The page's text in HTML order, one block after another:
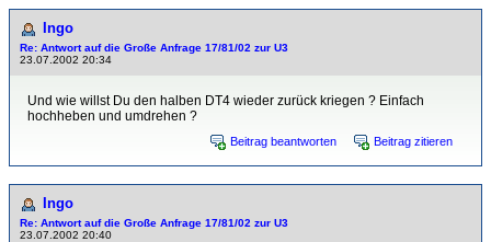
Ingo
Re: Antwort auf die Große Anfrage 17/81/02 zur U3
23.07.2002 20:34
Und wie willst Du den halben DT4 wieder zurück kriegen ? Einfach
hochheben und umdrehen ?
Beitrag beantworten Beitrag zitieren
Ingo
Re: Antwort auf die Große Anfrage 17/81/02 zur U3
23.07.2002 20:40